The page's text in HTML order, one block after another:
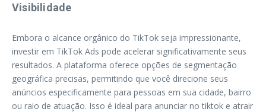
Visibilidade
Embora o alcance orgânico do TikTok seja impressionante,
investir em TikTok Ads pode acelerar significativamente seus
resultados. A plataforma oferece opções de segmentação
geográfica precisas, permitindo que você direcione seus
anúncios especificamente para pessoas em sua cidade, bairro
ou raio de atuação. Isso é ideal para anunciar no tiktok e atrair